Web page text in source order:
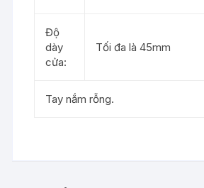
Độ
dày
cửa:
Tối đa là 45mm
Tay nắm rỗng.